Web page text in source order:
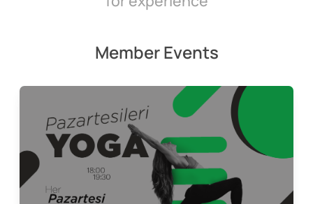
Member Events